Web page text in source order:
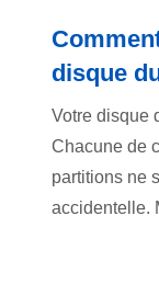
disque
Votre disque
Chacune de
partitions ne
accidentelle.